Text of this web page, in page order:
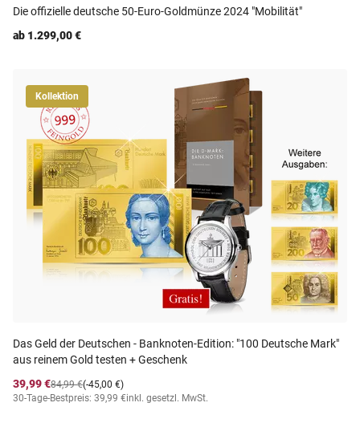
Die offizielle deutsche 50-Euro-Goldmünze 2024 "Mobilität"
ab 1.299,00 €
Kollektion
Das Geld der Deutschen - Banknoten-Edition: "100 Deutsche Mark"
aus reinem Gold testen + Geschenk
39,99 €
(-45,00 €)
84,99 €
30-Tage-Bestpreis: 39,99 €inkl. gesetzl. MwSt.